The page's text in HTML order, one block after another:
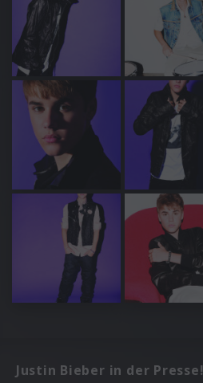
Justin Bieber in der Presse!